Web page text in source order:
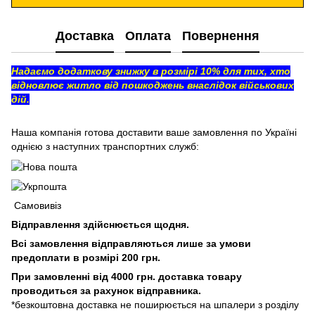
Доставка Оплата Повернення
Надаємо додаткову знижку в розмірі 10% для тих, хто
відновлює житло від пошкоджень внаслідок військових
дій.
Наша компанія готова доставити ваше замовлення по Україні
однією з наступних транспортних служб:
Самовивіз
Відправлення здійснюється щодня.
Всі замовлення відправляються лише за умови
предоплати в розмірі 200 грн.
При замовленні від 4000 грн. доставка товару
проводиться за рахунок відправника.
*безкоштовна доставка не поширюється на шпалери з розділу